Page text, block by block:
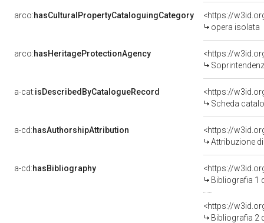
arco:hasCulturalPropertyCataloguingCategory
<https://
opera isolata
arco:hasHeritageProtectionAgency
<https://
a-cat:isDescribedByCatalogueRecord
<https://
Scheda
a-cd:hasAuthorshipAttribution
Attribuzione
a-cd:hasBibliography
<https://
Bibliografia 1
<https://
Bibliografia 2